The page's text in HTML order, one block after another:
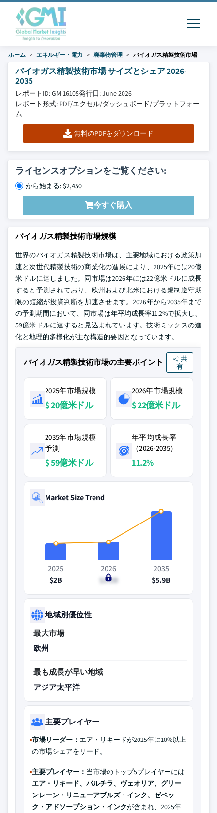
ホーム エネルギー・電力 廃棄物管理 バイオガス精製技術市場
バイオガス精製技術市場 サイズとシェア 2026-
2035
レポートID: GMI16105発行日: June 2026
レポート形式: PDF/エクセル/ダッシュボード/プラットフォー
ム
無料のPDFをダウンロード
ライセンスオプションをご覧ください:
から始まる: $2,450
今すぐ購入
バイオガス精製技術市場規模
世界のバイオガス精製技術市場は、主要地域における政策加
速と次世代精製技術の商業化の進展により、2025年には20億
米ドルに達しました。同市場は2026年には22億米ドルに成長
すると予測されており、欧州および北米における規制遵守期
限の短縮が投資判断を加速させます。2026年から2035年まで
の予測期間において、同市場は年平均成長率11.2%で拡大し、
59億米ドルに達すると見込まれています。技術ミックスの進
化と地理的多様化が主な構造的要因となっています。
バイオガス精製技術市場の主要ポイント
共
有
2025年市場規模
$ 20億米ドル
2026年市場規模
$ 22億米ドル
2035年市場規模
予測
$ 59億米ドル
年平均成長率
（2026-2035）
11.2%
Market Size Trend
2025
$2B
2026
$2.2B
2035
$5.9B
地域別優位性
最大市場
欧州
最も成長が早い地域
アジア太平洋
主要プレイヤー
市場リーダー： エア・リキードが2025年に10%以上
の市場シェアをリード。
主要プレイヤー： 当市場のトップ5プレイヤーには
エア・リキード、バルチラ、ヴェオリア、グリー
ンレーン・リニューアブルズ・インク、ゼベッ
ク・アドソープション・インクが含まれ、2025年